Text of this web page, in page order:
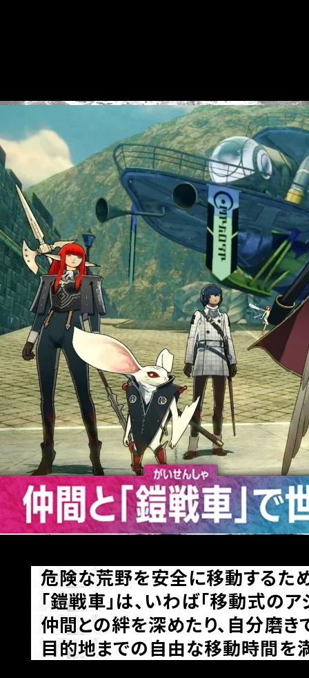
危険な荒野を安全に移動するた
「鎧戦車」は、いわば「移動式のア
仲間との絆を深めたり、自分磨き
目的地までの自由な移動時間を